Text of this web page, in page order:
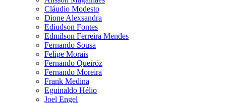
Cláudio Modesto
Dione Alexsandra
Ediudson Fontes
Edmilson Ferreira Mendes
Fernando Sousa
Felipe Morais
Fernando Queiróz
Fernando Moreira
Frank Medina
Eguinaldo Hélio
Joel Engel